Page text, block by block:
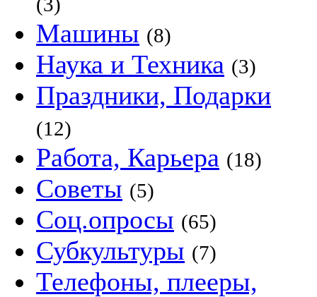
Машины (8)
Наука и Техника (3)
Праздники, Подарки
(12)
Работа, Карьера (18)
Советы (5)
Соц.опросы (65)
Субкультуры (7)
Телефоны, плееры,